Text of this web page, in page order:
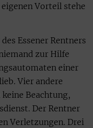
Vorteil stehe
Essener Rentners
zur Hilfe
einer
Vier andere
Beachtung,
Der Rentner
Verletzungen. Drei